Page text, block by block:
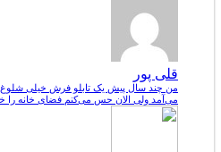
قلی پور
من چند سال پیش یک تابلو فرش خیلی
می‌آمد ولی الان حس می‌کنم فضای خانه را